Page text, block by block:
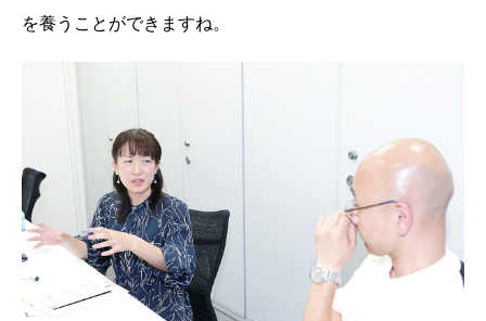
を養うことができますね。